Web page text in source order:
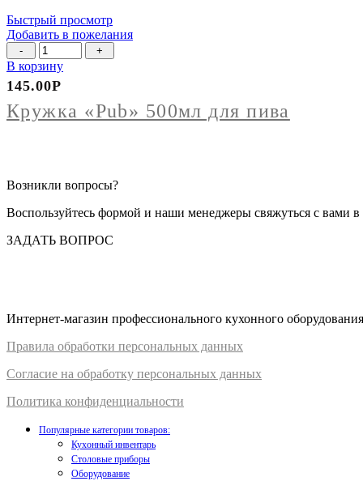
стекло
Быстрый просмотр
Добавить в пожелания
Количество
товара
Кружка
"Pub"
500мл
для
В корзину
Кружка «Pub» 500мл для пива
145.00Р
Возникли вопросы?
Воспользуйтесь формой и наши менеджеры свяжуться с вами
ЗАДАТЬ ВОПРОС
Интернет-магазин профессионального кухонного
Правила обработки персональных данных
Согласие на обработку персональных данных
Политика конфиденциальности
Популярные категории товаров:
Кухонный инвентарь
Столовые приборы
Оборудование